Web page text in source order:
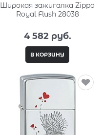
Широкая зажигалка Zippo
Royal Flush 28038
4 582 руб.
В КОРЗИНУ